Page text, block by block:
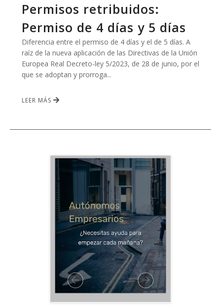
Permisos retribuidos:
Permiso de 4 días y 5 días
Diferencia entre el permiso de 4 días y el de 5 días. A
raíz de la nueva aplicación de las Directivas de la Unión
Europea Real Decreto-ley 5/2023, de 28 de junio, por el
que se adoptan y prorroga...
LEER MÁS